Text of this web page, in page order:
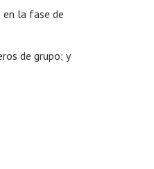
la fase de
de grupo; y